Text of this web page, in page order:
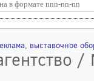
выставочное